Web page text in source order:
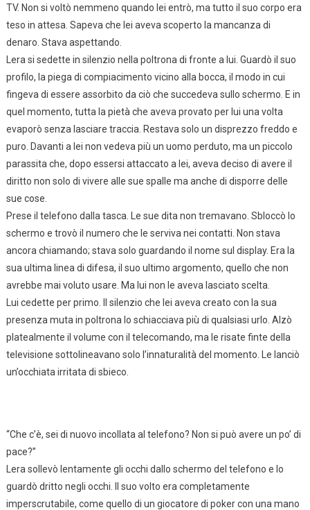
TV. Non si voltò nemmeno quando lei entrò, ma tutto il suo corpo era
teso in attesa. Sapeva che lei aveva scoperto la mancanza di
denaro. Stava aspettando.
Lera si sedette in silenzio nella poltrona di fronte a lui. Guardò il suo
profilo, la piega di compiacimento vicino alla bocca, il modo in cui
fingeva di essere assorbito da ciò che succedeva sullo schermo. E in
quel momento, tutta la pietà che aveva provato per lui una volta
evaporò senza lasciare traccia. Restava solo un disprezzo freddo e
puro. Davanti a lei non vedeva più un uomo perduto, ma un piccolo
parassita che, dopo essersi attaccato a lei, aveva deciso di avere il
diritto non solo di vivere alle sue spalle ma anche di disporre delle
sue cose.
Prese il telefono dalla tasca. Le sue dita non tremavano. Sbloccò lo
schermo e trovò il numero che le serviva nei contatti. Non stava
ancora chiamando; stava solo guardando il nome sul display. Era la
sua ultima linea di difesa, il suo ultimo argomento, quello che non
avrebbe mai voluto usare. Ma lui non le aveva lasciato scelta.
Lui cedette per primo. Il silenzio che lei aveva creato con la sua
presenza muta in poltrona lo schiacciava più di qualsiasi urlo. Alzò
platealmente il volume con il telecomando, ma le risate finte della
televisione sottolineavano solo l’innaturalità del momento. Le lanciò
un’occhiata irritata di sbieco.
“Che c’è, sei di nuovo incollata al telefono? Non si può avere un po’ di
pace?”
Lera sollevò lentamente gli occhi dallo schermo del telefono e lo
guardò dritto negli occhi. Il suo volto era completamente
imperscrutabile, come quello di un giocatore di poker con una mano